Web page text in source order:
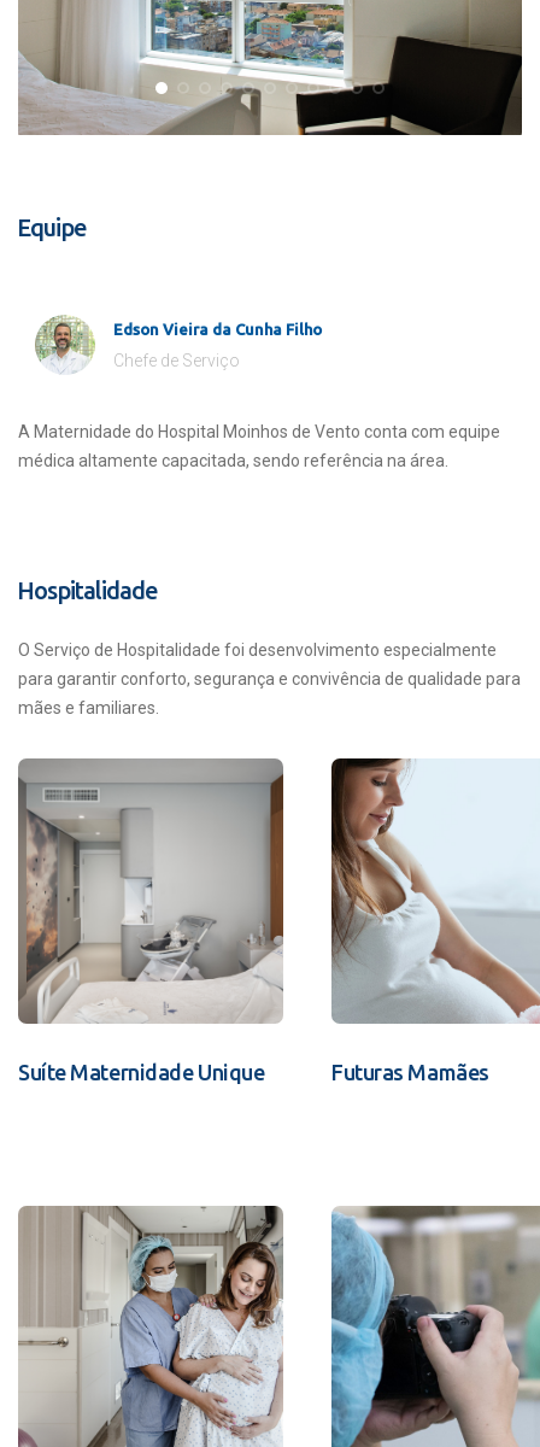
Equipe
Edson Vieira da Cunha Filho
Chefe de Serviço
A Maternidade do Hospital Moinhos de Vento conta com equipe
médica altamente capacitada, sendo referência na área.
Hospitalidade
O Serviço de Hospitalidade foi desenvolvimento especialmente
para garantir conforto, segurança e convivência de qualidade para
mães e familiares.
Suíte Maternidade Unique Futuras Mamães